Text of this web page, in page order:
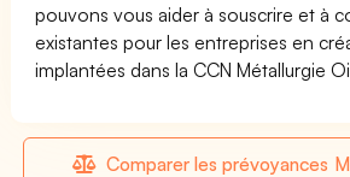
pouvons vous aider à souscrire et à
existantes pour les entreprises en
implantées dans la CCN Métallurgie
Comparer les prévoyances